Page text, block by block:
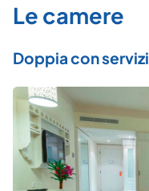
Le camere
Doppia con servizi